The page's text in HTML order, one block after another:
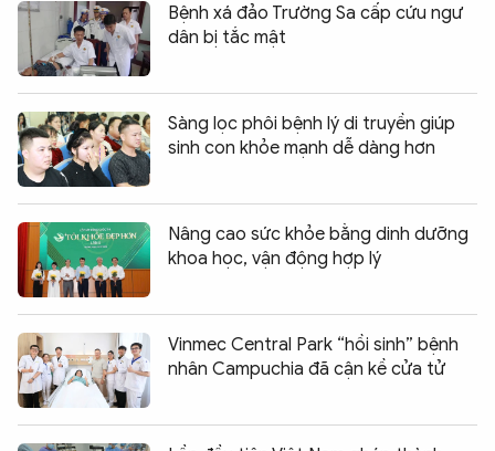
Bệnh xá đảo Trường Sa cấp cứu ngư
dân bị tắc mật
Sàng lọc phôi bệnh lý di truyền giúp
sinh con khỏe mạnh dễ dàng hơn
Nâng cao sức khỏe bằng dinh dưỡng
khoa học, vận động hợp lý
Vinmec Central Park “hồi sinh” bệnh
nhân Campuchia đã cận kề cửa tử